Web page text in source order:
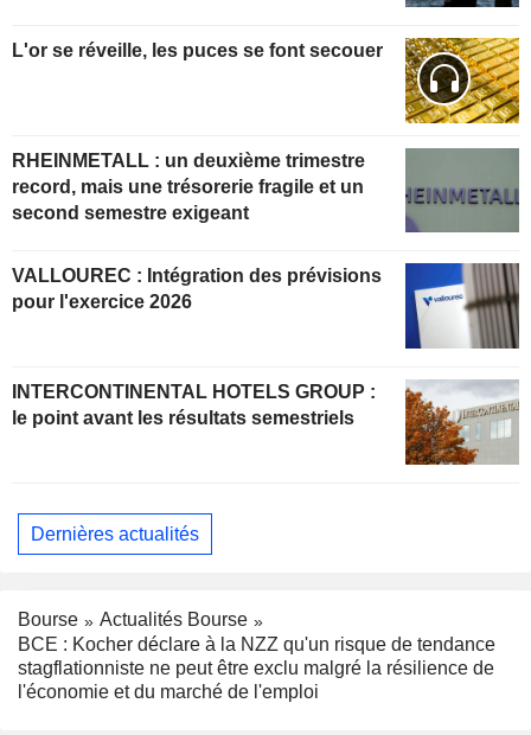
L'or se réveille, les puces se font secouer
RHEINMETALL : un deuxième trimestre
record, mais une trésorerie fragile et un
second semestre exigeant
VALLOUREC : Intégration des prévisions
pour l'exercice 2026
INTERCONTINENTAL HOTELS GROUP :
le point avant les résultats semestriels
Dernières actualités
Bourse
Actualités Bourse
BCE : Kocher déclare à la NZZ qu'un risque de tendance
stagflationniste ne peut être exclu malgré la résilience de
l'économie et du marché de l'emploi